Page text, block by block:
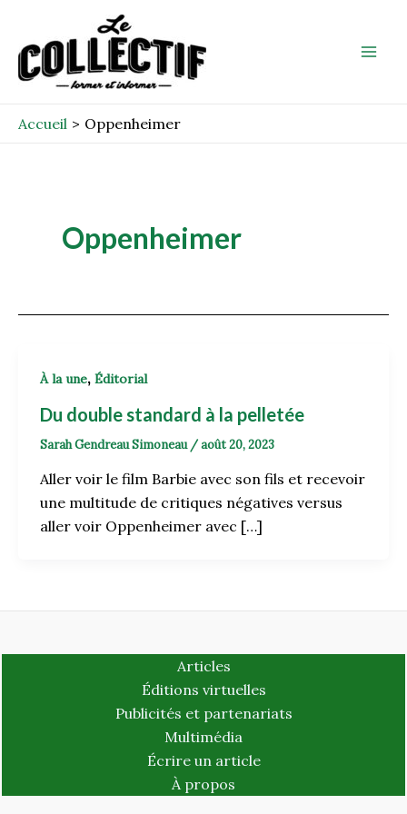
contenu
Accueil Oppenheimer
Oppenheimer
À la une, Éditorial
Du double standard à la pelletée
Sarah Gendreau Simoneau /août 20, 2023
Aller voir le film Barbie avec son fils et recevoir
une multitude de critiques négatives versus
aller voir Oppenheimer avec […]
Articles
Éditions virtuelles
Publicités et partenariats
Multimédia
Écrire un article
À propos